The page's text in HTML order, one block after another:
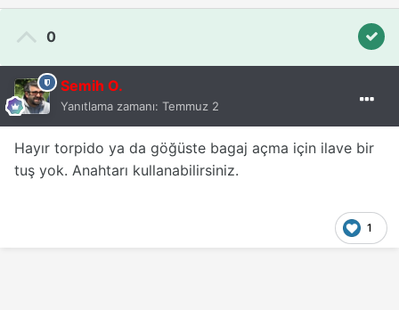
0
Semih O.
Yanıtlama zamanı: Temmuz 2
Hayır torpido ya da göğüste bagaj açma için ilave bir
tuş yok. Anahtarı kullanabilirsiniz.
1